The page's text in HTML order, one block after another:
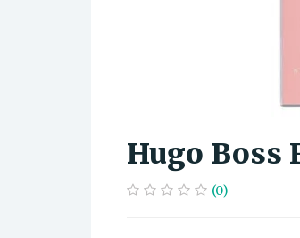
Hugo Boss
(0)